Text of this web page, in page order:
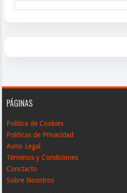
PÁGINAS
Política de Cookies
Políticas de Privacidad
Aviso Legal
Términos y Condiciones
Conctacto
Sobre Nosotros